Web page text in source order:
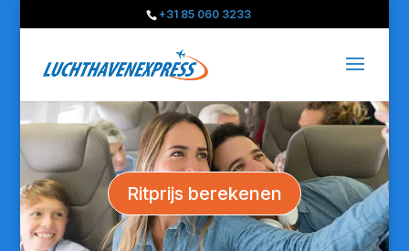
+31 85 060 3233
Ritprijs berekenen